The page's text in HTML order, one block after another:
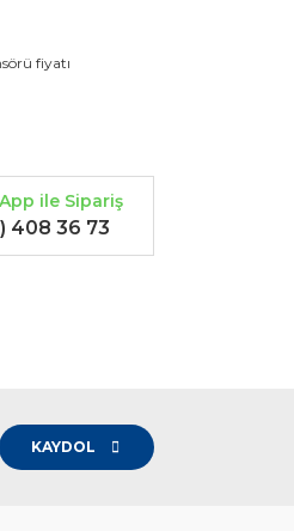
fiyatı
ile Sipariş
408 36 73
KAYDOL